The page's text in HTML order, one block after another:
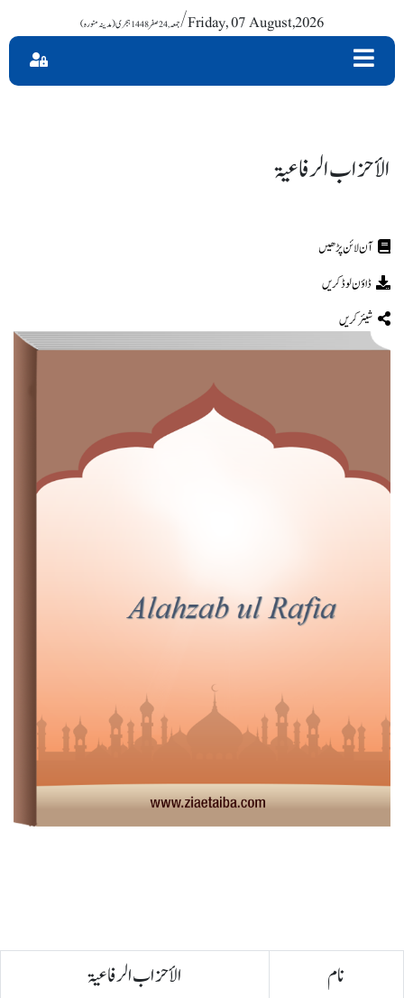
جمعہ , 24 صفر 1448 ہجری (مدینہ منورہ)/ Friday, 07 August,2026
الأحزاب الرفاعیۃ
ڈاؤن لوڈ کریں
شیئر کریں
الأحزاب الرفاعیۃ
نام